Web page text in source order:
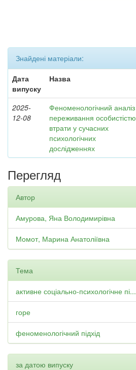
Знайдені матеріали:
Дата
випуску
Назва
2025-
12-08
Феноменологічний аналіз
переживання особистістю
втрати у сучасних
психологічних
дослідженнях
Перегляд
Автор
Амурова, Яна Володимирівна
Момот, Марина Анатоліївна
Тема
активне соціально-психологічне пі...
горе
феноменологічний підхід
за датою випуску